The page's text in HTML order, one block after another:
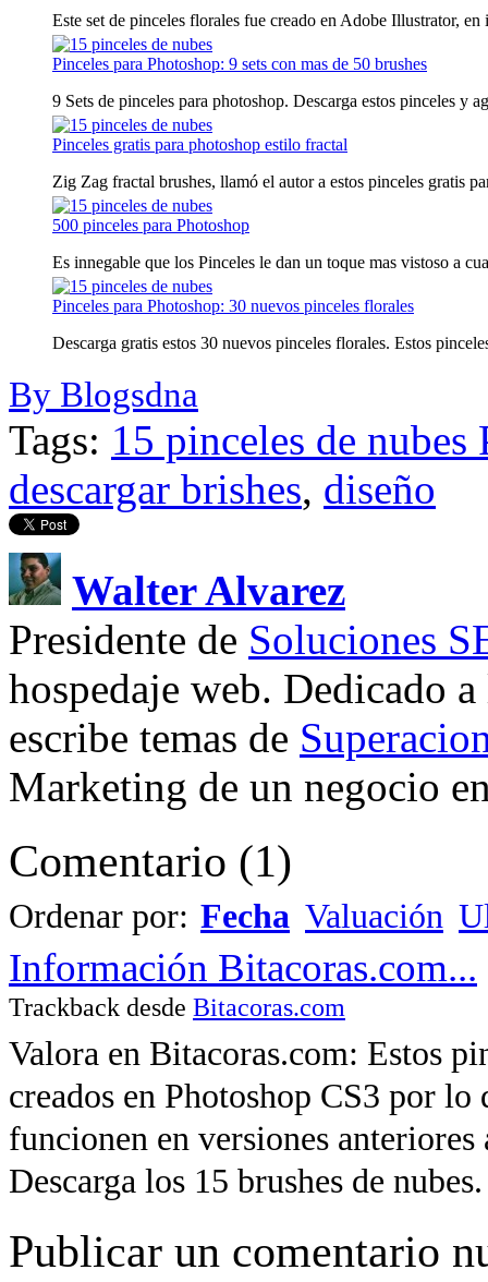
Este set de pinceles florales fue creado en Adobe Illustrator, en
Pinceles para Photoshop: 9 sets con mas de 50 brushes
9 Sets de pinceles para photoshop. Descarga estos pinceles y
Pinceles gratis para photoshop estilo fractal
Zig Zag fractal brushes, llamó el autor a estos pinceles gratis
500 pinceles para Photoshop
Es innegable que los Pinceles le dan un toque mas vistoso a
Pinceles para Photoshop: 30 nuevos pinceles florales
Descarga gratis estos 30 nuevos pinceles florales. Estos
By Blogsdna
Tags: 15 pinceles de nubes
descargar brishes, diseño
Walter Alvarez
Presidente de Soluciones
hospedaje web. Dedicado
escribe temas de
Marketing de un negocio
Comentario (1)
Ordenar por: Fecha Valuación
Información Bitacoras.com...
Trackback desde Bitacoras.com
Valora en Bitacoras.com: Estos
creados en Photoshop CS3 por lo
funcionen en versiones
Descarga los 15 brushes de
Publicar un comentario